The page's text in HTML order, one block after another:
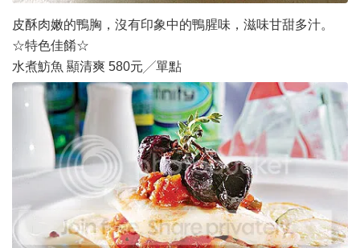
皮酥肉嫩的鴨胸，沒有印象中的鴨腥味，滋味甘甜多汁。
☆特色佳餚☆
水煮魴魚 顯清爽 580元╱單點